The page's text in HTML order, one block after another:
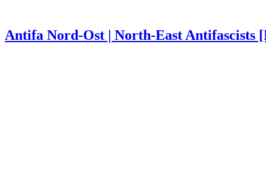
Antifa Nord-Ost | North-East Antifascists